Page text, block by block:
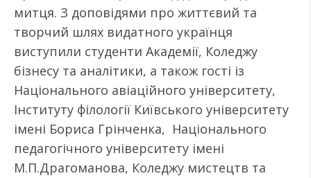
митця. З доповідями про життєвий та
творчий шлях видатного українця
виступили студенти Академії, Коледжу
бізнесу та аналітики, а також гості із
Національного авіаційного університету,
Інституту філології Київського університету
імені Бориса Грінченка, Національного
педагогічного університету імені
М.П.Драгоманова, Коледжу мистецтв та